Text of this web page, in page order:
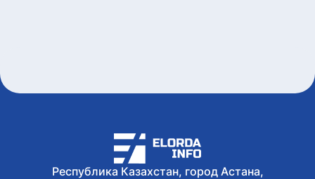
Республика Казахстан, город Астана,